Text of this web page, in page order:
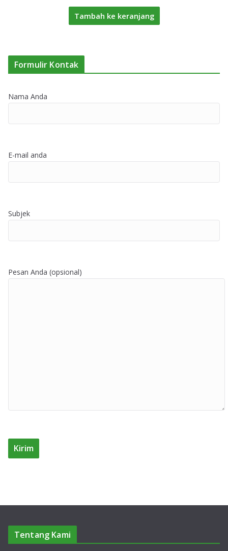
Tambah ke keranjang
Formulir Kontak
Nama Anda
E-mail anda
Subjek
Pesan Anda (opsional)
Tentang Kami